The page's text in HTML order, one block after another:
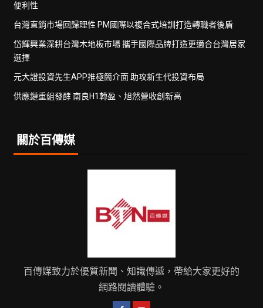
便利性
台灣直銷市場回歸理性 PM國際以複合式培訓打造轉職者後盾
岱輝興業深耕台灣木地板市場 攜手國際品牌打造更適合台灣居家
選擇
元大證投資先生APP推極簡介面 助攻新生代投資布局
供應鏈重組發酵 南良H1轉盈、旭然營收創新高
關於百傳媒
百傳媒致力於優質新聞、知識傳遞，帶給大家更好的
網路閱讀體驗。